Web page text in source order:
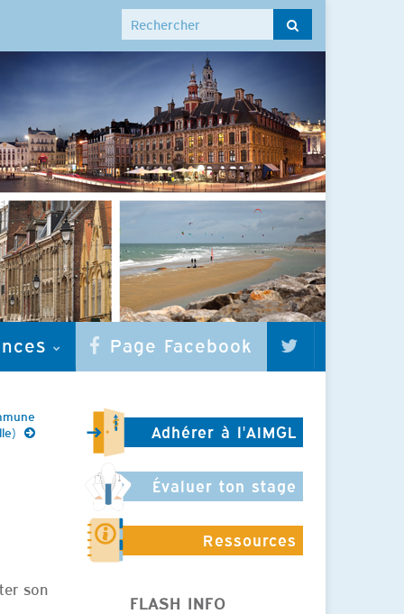
Search for:
Page Facebook
son
Adhérer à l'AIMGL
Évaluer ton stage
Ressources
FLASH INFO